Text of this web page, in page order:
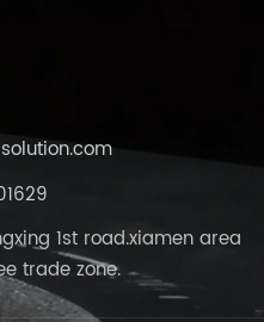
1st road.xiamen area
trade zone.